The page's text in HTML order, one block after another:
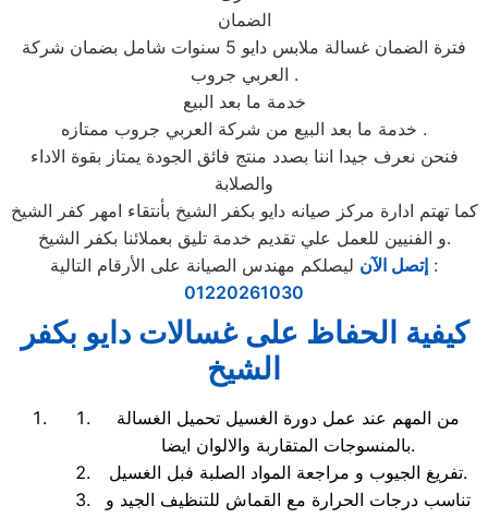
الضمان
فترة الضمان غسالة ملابس دايو 5 سنوات شامل بضمان شركة
العربي جروب .
خدمة ما بعد البيع
خدمة ما بعد البيع من شركة العربي جروب ممتازه .
فنحن نعرف جيدا اننا بصدد منتج فائق الجودة يمتاز بقوة الاداء
والصلابة
كما تهتم ادارة مركز صيانه دايو بكفر الشيخ بأنتقاء امهر كفر الشيخ
و الفنيين للعمل علي تقديم خدمة تليق بعملائنا بكفر الشيخ.
إتصل الآن ليصلكم مهندس الصيانة على الأرقام التالية :
01220261030
كيفية الحفاظ على غسالات دايو بكفر
الشيخ
من المهم عند عمل دورة الغسيل تحميل الغسالة
بالمنسوجات المتقاربة والالوان ايضا.
تفريغ الجيوب و مراجعة المواد الصلبة فبل الغسيل.
تناسب درجات الحرارة مع القماش للتنظيف الجيد و